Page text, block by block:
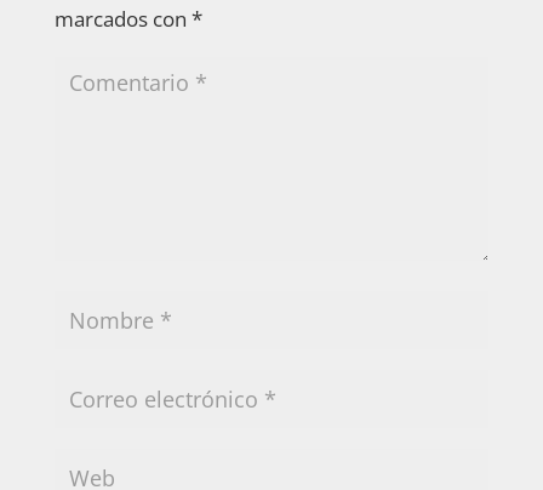
marcados con *